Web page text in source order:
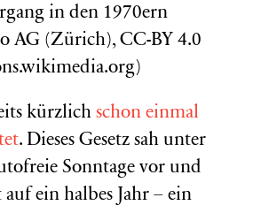
AG (Zürich), CC-BY 4.0
kürzlich schon einmal
. Dieses Gesetz sah unter
Sonntage vor und
ein halbes Jahr – ein